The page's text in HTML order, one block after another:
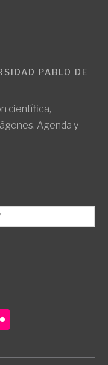
PABLO DE
científica,
Agenda y